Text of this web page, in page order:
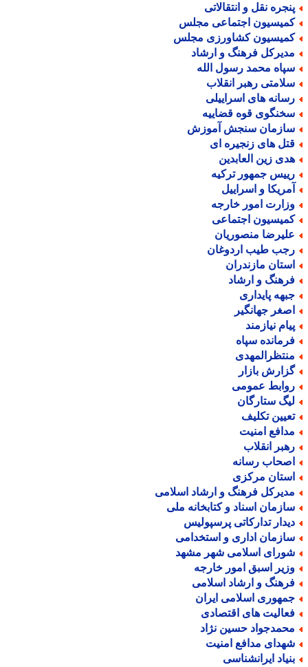
نقل و انتقالاتی
اجتماعی مجلس
کشاورزی مجلس
فرهنگ و ارشاد
محمد رسول الله
رهبر انقلاب
های اسراییلی
قوه قضاییه
سنجش آموزش
های زنجیره ای
زین العابدین
جمهور ترکیه
و اسراییل
امور خارجه
اجتماعی
منصوریان
طیب اردوغان
مازندران
و ارشاد
پایداری
جهانگیر
نیازمند
سپاه
بازار
عمومی
ستارگان
تکلیف
امنیت
انقلاب
رسانه
مرکزی
فرهنگ و ارشاد اسلامی
اسناد و کتابخانه ملی
تدارکاتی پرسپولیس
اداری و استخدامی
اسلامی شهر مشهد
اسبق امور خارجه
و ارشاد اسلامی
اسلامی ایران
های اقتصادی
حسین نژاد
مدافع امنیت
ایرانشناسی